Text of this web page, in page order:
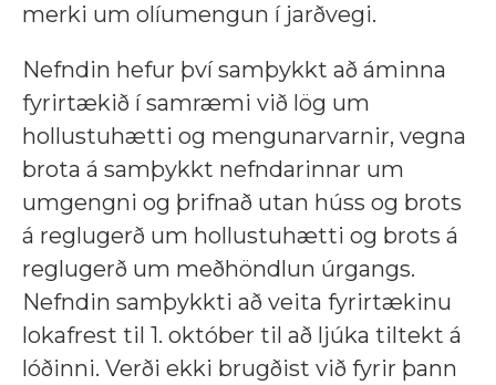
merki um olíumengun í jarðvegi.
Nefndin hefur því samþykkt að áminna
fyrirtækið í samræmi við lög um
hollustuhætti og mengunarvarnir, vegna
brota á samþykkt nefndarinnar um
umgengni og þrifnað utan húss og brots
á reglugerð um hollustuhætti og brots á
reglugerð um meðhöndlun úrgangs.
Nefndin samþykkti að veita fyrirtækinu
lokafrest til 1. október til að ljúka tiltekt á
lóðinni. Verði ekki brugðist við fyrir þann